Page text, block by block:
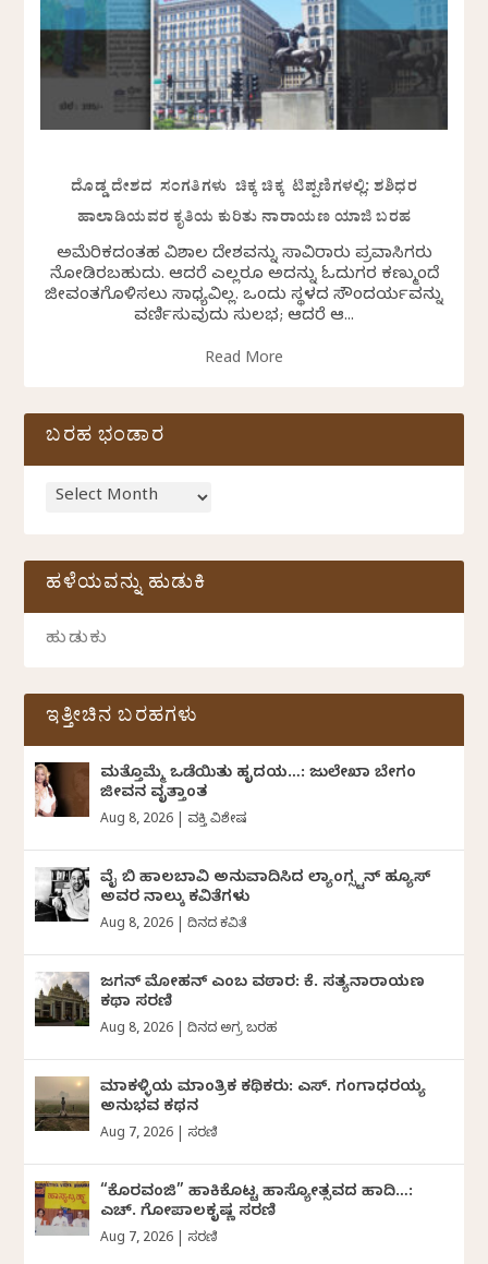
ದೊಡ್ಡ ದೇಶದ ಸಂಗತಿಗಳು ಚಿಕ್ಕ ಚಿಕ್ಕ ಟಿಪ್ಪಣಿಗಳಲ್ಲಿ: ಶಶಿಧರ
ಹಾಲಾಡಿಯವರ ಕೃತಿಯ ಕುರಿತು ನಾರಾಯಣ ಯಾಜಿ ಬರಹ
ಅಮೆರಿಕದಂತಹ ವಿಶಾಲ ದೇಶವನ್ನು ಸಾವಿರಾರು ಪ್ರವಾಸಿಗರು
ನೋಡಿರಬಹುದು. ಆದರೆ ಎಲ್ಲರೂ ಅದನ್ನು ಓದುಗರ ಕಣ್ಮುಂದೆ
ಜೀವಂತಗೊಳಿಸಲು ಸಾಧ್ಯವಿಲ್ಲ. ಒಂದು ಸ್ಥಳದ ಸೌಂದರ್ಯವನ್ನು
ವರ್ಣಿಸುವುದು ಸುಲಭ; ಆದರೆ ಆ...
Read More
ಬರಹ ಭಂಡಾರ
ಹಳೆಯವನ್ನು ಹುಡುಕಿ
ಇತ್ತೀಚಿನ ಬರಹಗಳು
ಮತ್ತೊಮ್ಮೆ ಒಡೆಯಿತು ಹೃದಯ…: ಜುಲೇಖಾ ಬೇಗಂ
ಜೀವನ ವೃತ್ತಾಂತ
Aug 8, 2026 ವ್ಯಕ್ತಿ ವಿಶೇಷ
ವೈ ಬಿ ಹಾಲಬಾವಿ ಅನುವಾದಿಸಿದ ಲ್ಯಾಂಗ್ಸ್ಟನ್ ಹ್ಯೂಸ್
ಅವರ ನಾಲ್ಕು ಕವಿತೆಗಳು
Aug 8, 2026 |ದಿನದ ಕವಿತೆ
ಜಗನ್‌ ಮೋಹನ್‌ ಎಂಬ ವಠಾರ: ಕೆ. ಸತ್ಯನಾರಾಯಣ
ಕಥಾ ಸರಣಿ
Aug 8, 2026 |ದಿನದ ಅಗ್ರ ಬರಹ
ಮಾಕಳ್ಳಿಯ ಮಾಂತ್ರಿಕ ಕಥಿಕರು: ಎಸ್. ಗಂಗಾಧರಯ್ಯ
ಅನುಭವ ಕಥನ
Aug 7, 2026 ಸರಣಿ
“ಕೊರವಂಜಿ” ಹಾಕಿಕೊಟ್ಟ ಹಾಸ್ಯೋತ್ಸವದ ಹಾದಿ…:
ಎಚ್. ಗೋಪಾಲಕೃಷ್ಣ ಸರಣಿ
Aug 7, 2026 ಸರಣಿ